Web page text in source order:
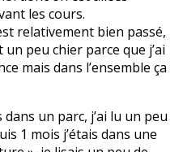
les cours.
relativement bien passé,
un peu chier parce que j’ai
mais dans l’ensemble ça
un parc, j’ai lu un peu
1 mois j’étais dans une